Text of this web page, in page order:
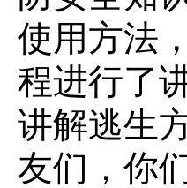
使用方法
程进行了
讲解逃生
友们，你